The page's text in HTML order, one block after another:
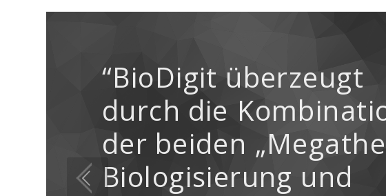
“BioDigit überzeugt
durch die
der beiden
Biologisierung und